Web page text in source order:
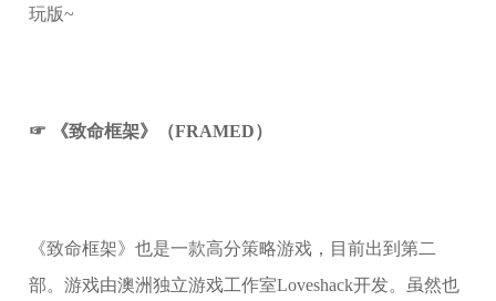
玩版~
☞ 《致命框架》（FRAMED）
《致命框架》也是一款高分策略游戏，目前出到第二
部。游戏由澳洲独立游戏工作室Loveshack开发。虽然也